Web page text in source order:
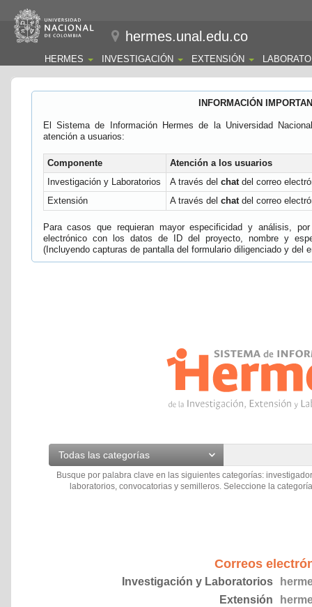
hermes.unal.edu.co
HERMES INVESTIGACIÓN EXTENSIÓN
INFORMACIÓN
El Sistema de Información Hermes de la Universidad
atención a usuarios:
Componente
Atención a los usuarios
Investigación y Laboratorios
A través del chatdel correo
Extensión
A través del chatdel correo
Para casos que requieran mayor especificidad y análisis,
electrónico con los datos de ID del proyecto, nombre y
(Incluyendo capturas de pantalla del formulario diligenciado y del
Todas las categorías
Busque por palabra clave en las siguientes categorías:
laboratorios, convocatorias y semilleros. Seleccione la
Correos
Investigación y Laboratorios
Extensión